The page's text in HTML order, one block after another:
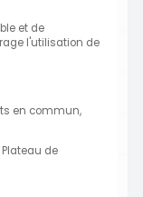
et de
l'utilisation de
en commun,
de